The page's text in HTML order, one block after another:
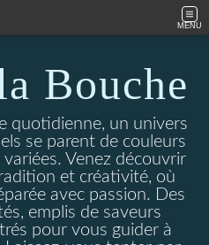
MENU
Bouche
quotidienne, un univers
se parent de couleurs
Venez découvrir
et créativité, où
avec passion. Des
emplis de saveurs
pour vous guider à